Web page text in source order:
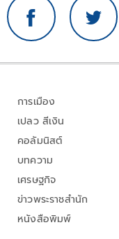
การเมือง
เปลว สีเงิน
คอลัมนิสต์
บทความ
เศรษฐกิจ
ข่าวพระราชสำนัก
หนังสือพิมพ์